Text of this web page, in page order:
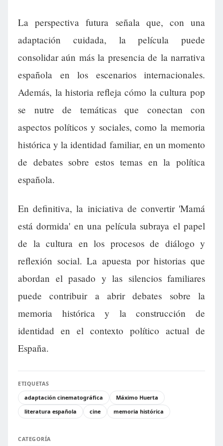
La perspectiva futura señala que, con una
adaptación cuidada, la película puede
consolidar aún más la presencia de la narrativa
española en los escenarios internacionales.
Además, la historia refleja cómo la cultura pop
se nutre de temáticas que conectan con
aspectos políticos y sociales, como la memoria
histórica y la identidad familiar, en un momento
de debates sobre estos temas en la política
española.
En definitiva, la iniciativa de convertir 'Mamá
está dormida' en una película subraya el papel
de la cultura en los procesos de diálogo y
reflexión social. La apuesta por historias que
abordan el pasado y las silencios familiares
puede contribuir a abrir debates sobre la
memoria histórica y la construcción de
identidad en el contexto político actual de
España.
ETIQUETAS
adaptación cinematográfica
Máximo Huerta
literatura española
cine memoria histórica
CATEGORÍA